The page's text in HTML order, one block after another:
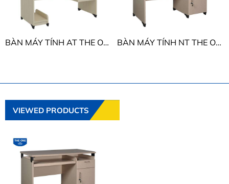
BÀN MÁY TÍNH AT THE ONE AT204SHL - AT204HL BÀN MÁY TÍNH NT THE ONE NTM120S - NTM120
VIEWED PRODUCTS